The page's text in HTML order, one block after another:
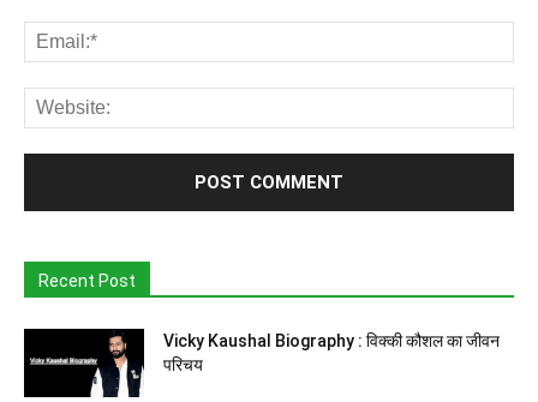
Recent Post
Vicky Kaushal Biography : विक्की कौशल का जीवन
परिचय